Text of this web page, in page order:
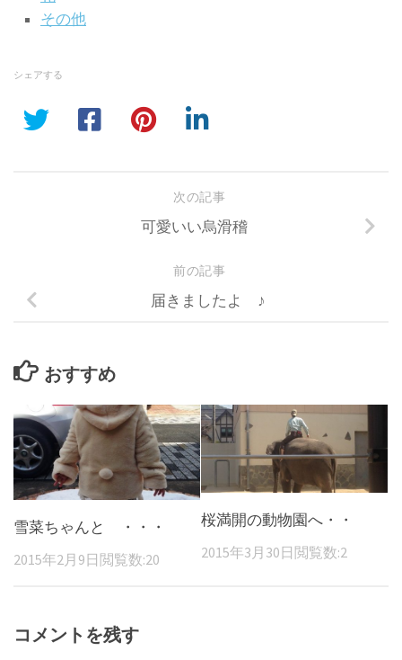
その他
シェアする
次の記事
可愛いい烏滑稽
前の記事
届きましたよ ♪
おすすめ
雪菜ちゃんと ・・・
2015年2月9日 閲覧数:20
桜満開の動物園へ・・
2015年3月30日 閲覧数:2
コメントを残す